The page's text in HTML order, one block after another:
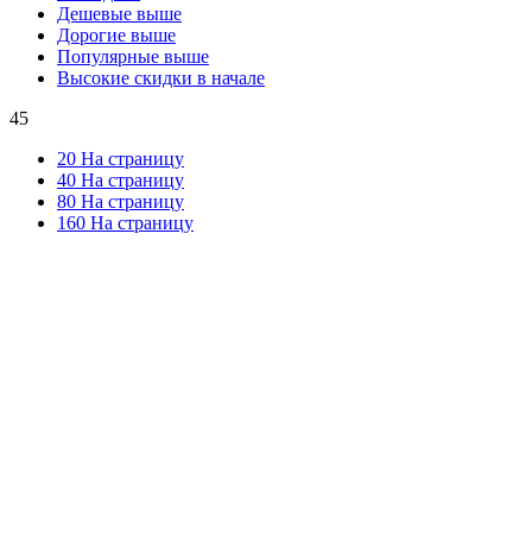
Дешевые выше
Дорогие выше
Популярные выше
Высокие скидки в начале
45
20 На страницу
40 На страницу
80 На страницу
160 На страницу